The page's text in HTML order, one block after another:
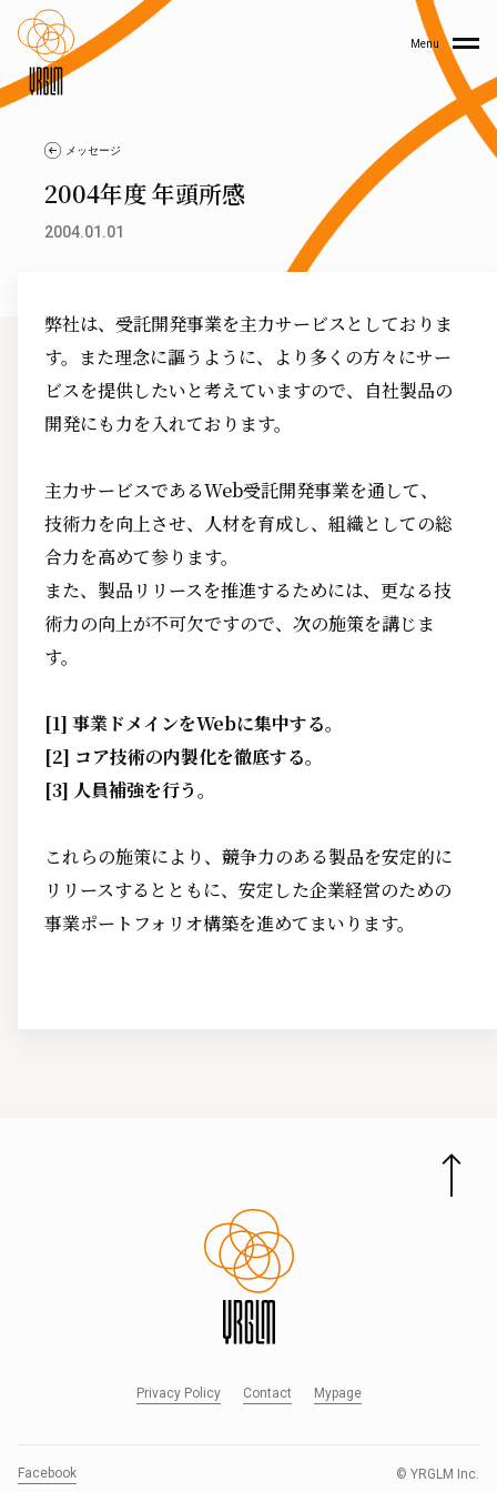
Menu
メッセージ
2004年度 年頭所感
2004.01.01
弊社は、受託開発事業を主力サービスとしておりま
す。また理念に謳うように、より多くの方々にサー
ビスを提供したいと考えていますので、自社製品の
開発にも力を入れております。
主力サービスであるWeb受託開発事業を通して、
技術力を向上させ、人材を育成し、組織としての総
合力を高めて参ります。
また、製品リリースを推進するためには、更なる技
術力の向上が不可欠ですので、次の施策を講じま
す。
[1] 事業ドメインをWebに集中する。
[2] コア技術の内製化を徹底する。
[3] 人員補強を行う。
これらの施策により、競争力のある製品を安定的に
リリースするとともに、安定した企業経営のための
事業ポートフォリオ構築を進めてまいります。
Privacy Policy Contact Mypage
Facebook © YRGLM Inc.